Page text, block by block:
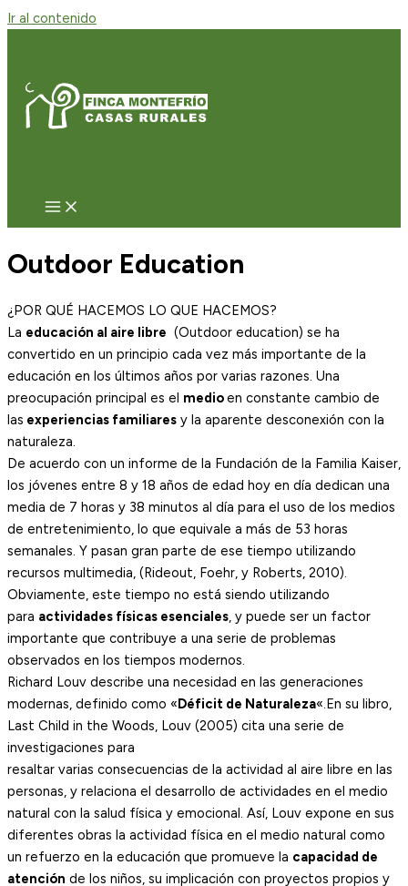
Ir al contenido
Outdoor Education
¿POR QUÉ HACEMOS LO QUE HACEMOS?
La educación al aire libre (Outdoor education) se ha
convertido en un principio cada vez más importante de la
educación en los últimos años por varias razones. Una
preocupación principal es el medioen constante cambio de
las experiencias familiares y la aparente desconexión con la
naturaleza.
De acuerdo con un informe de la Fundación de la Familia Kaiser,
los jóvenes entre 8 y 18 años de edad hoy en día dedican una
media de 7 horas y 38 minutos al día para el uso de los medios
de entretenimiento, lo que equivale a más de 53 horas
semanales. Y pasan gran parte de ese tiempo utilizando
recursos multimedia, (Rideout, Foehr, y Roberts, 2010).
Obviamente, este tiempo no está siendo utilizando
para actividades físicas esenciales, y puede ser un factor
importante que contribuye a una serie de problemas
observados en los tiempos modernos.
Richard Louv describe una necesidad en las generaciones
modernas, definido como «Déficit de Naturaleza«.En su libro,
Last Child in the Woods, Louv (2005) cita una serie de
investigaciones para
resaltar varias consecuencias de la actividad al aire libre en las
personas, y relaciona el desarrollo de actividades en el medio
natural con la salud física y emocional. Así, Louv expone en sus
diferentes obras la actividad física en el medio natural como
un refuerzo en la educación que promueve la capacidad de
atención de los niños, su implicación con proyectos propios y